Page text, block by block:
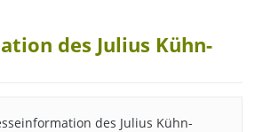
des Julius Kühn-
des Julius Kühn-